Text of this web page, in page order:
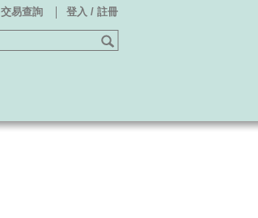
交易查詢 登入 / 註冊